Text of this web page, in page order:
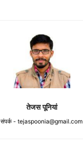
तेजस पूनियां
संपर्क - tejaspoonia@gmail.com